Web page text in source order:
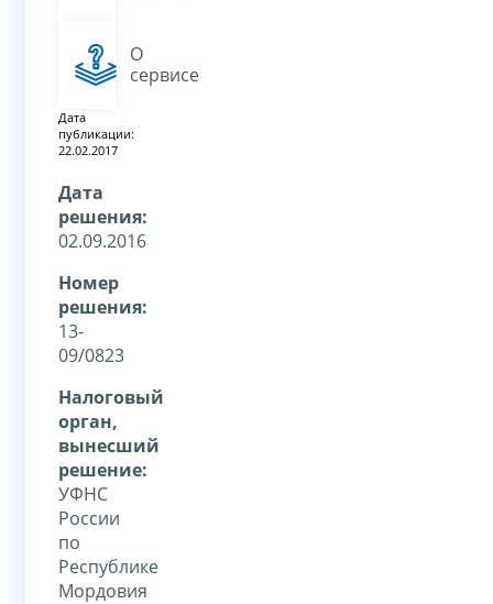
О
сервисе
Дата
публикации:
22.02.2017
Дата
решения:
02.09.2016
Номер
решения:
13-
09/0823
Налоговый
орган,
вынесший
решение:
УФНС
России
по
Республике
Мордовия